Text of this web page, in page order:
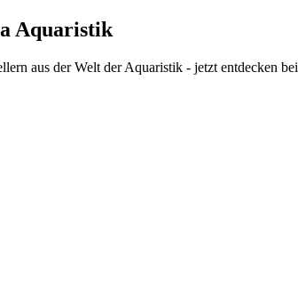
Aquaristik
aus der Welt der Aquaristik - jetzt entdecken bei